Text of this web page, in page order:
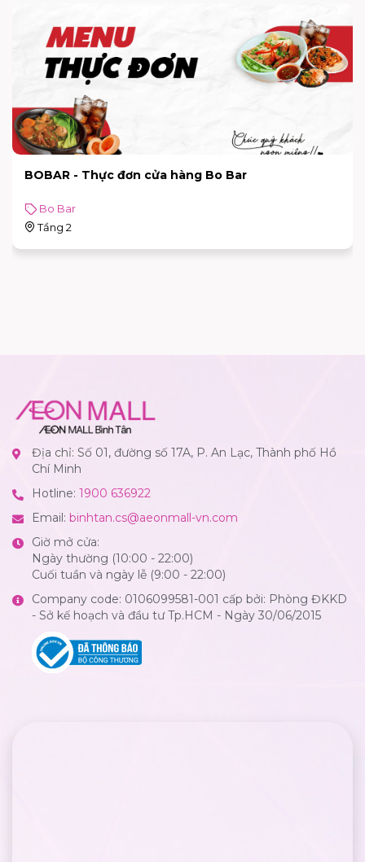
BOBAR - Thực đơn cửa hàng Bo Bar
Bo Bar
Tầng 2
Địa chỉ: Số 01, đường số 17A, P. An Lạc, Thành phố Hồ
Chí Minh
Hotline: 1900 636922
Email: binhtan.cs@aeonmall-vn.com
Giờ mở cửa:
Ngày thường (10:00 - 22:00)
Cuối tuần và ngày lễ (9:00 - 22:00)
Company code: 0106099581-001 cấp bởi: Phòng ĐKKD
- Sở kế hoạch và đầu tư Tp.HCM - Ngày 30/06/2015